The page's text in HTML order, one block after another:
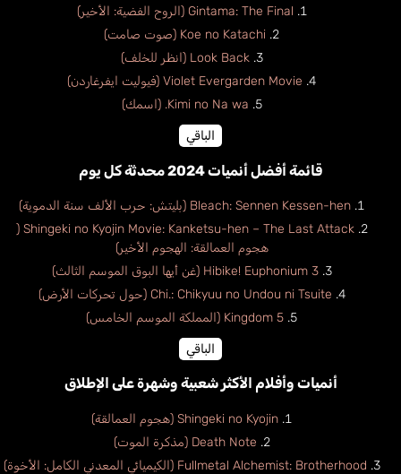
Gintama: The Final (الروح الفضية: الأخير)
Koe no Katachi (صوت صامت)
Look Back (انظر للخلف)
Violet Evergarden Movie (فيوليت ايفرغاردن)
Kimi no Na wa. (اسمك)
الباقي
قائمة أفضل أنميات 2024 محدثة كل يوم
Bleach: Sennen Kessen-hen (بليتش: حرب الألف سنة الدموية)
Shingeki no Kyojin Movie: Kanketsu-hen – The Last Attack (
هجوم العمالقة: الهجوم الأخير)
Hibike! Euphonium 3 (غن أيها البوق الموسم الثالث)
Chi.: Chikyuu no Undou ni Tsuite (حول تحركات الأرض)
Kingdom 5 (المملكة الموسم الخامس)
الباقي
أنميات وأفلام الأكثر شعبية وشهرة على الإطلاق
Shingeki no Kyojin (هجوم العمالقة)
Death Note (مذكرة الموت)
Fullmetal Alchemist: Brotherhood (الكيميائي المعدني الكامل: الأخوة)